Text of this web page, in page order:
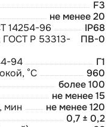
F3
не менее 20
14254-96
IP68
ГОСТ Р 53313-
ПВ-0
94
Г1
°С
960
более 100
не менее 15
мин
не менее 120
0,7 ± 0,2